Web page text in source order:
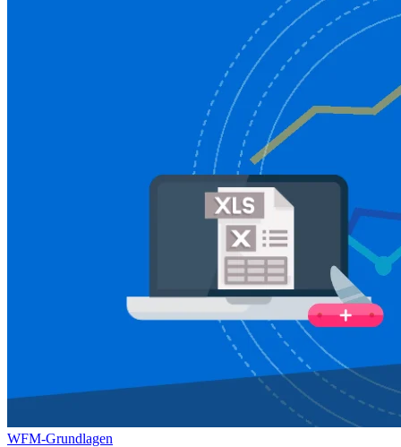
WFM-Grundlagen